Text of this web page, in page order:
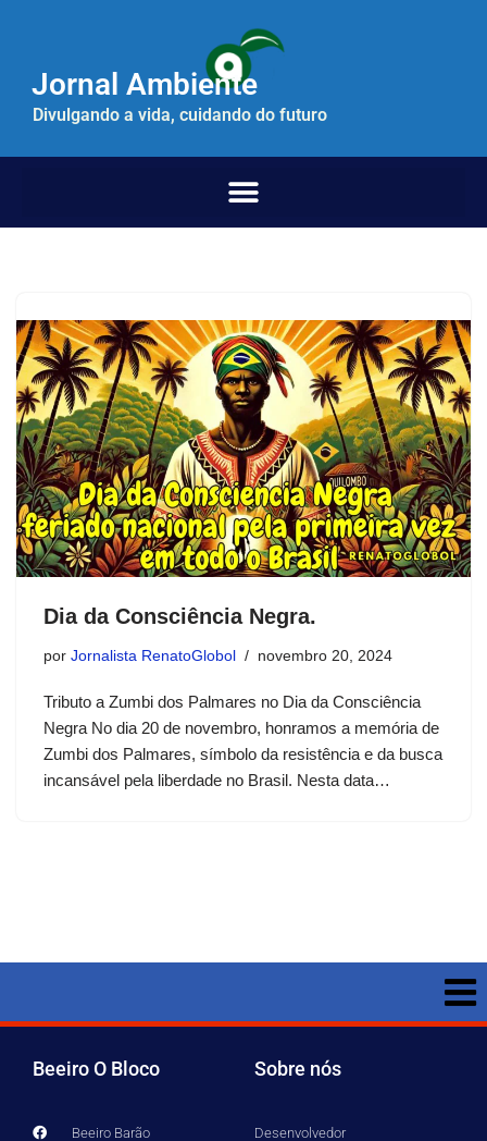
paraJornal Ambiente
Divulgando a vida, cuidando do futuro
Dia da Consciência Negra.
por Jornalista RenatoGlobol novembro 20, 2024
Tributo a Zumbi dos Palmares no Dia da Consciência
Negra No dia 20 de novembro, honramos a memória de
Zumbi dos Palmares, símbolo da resistência e da busca
incansável pela liberdade no Brasil. Nesta data…
Beeiro O Bloco
Beeiro Barão
Sobre nós
Desenvolvedor